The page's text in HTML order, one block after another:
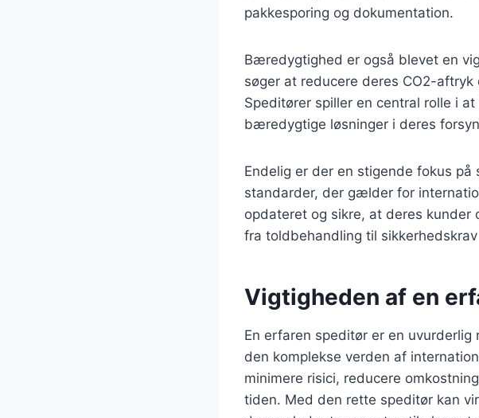
pakkesporing og dokumentation.
Bæredygtighed er også blevet en
søger at reducere deres CO2-
Speditører spiller en central rolle i
bæredygtige løsninger i deres
Endelig er der en stigende fokus
standarder, der gælder for
opdateret og sikre, at deres kunder
fra toldbehandling til
Vigtigheden af en
En erfaren speditør er en
den komplekse verden af
minimere risici, reducere
tiden. Med den rette speditør kan